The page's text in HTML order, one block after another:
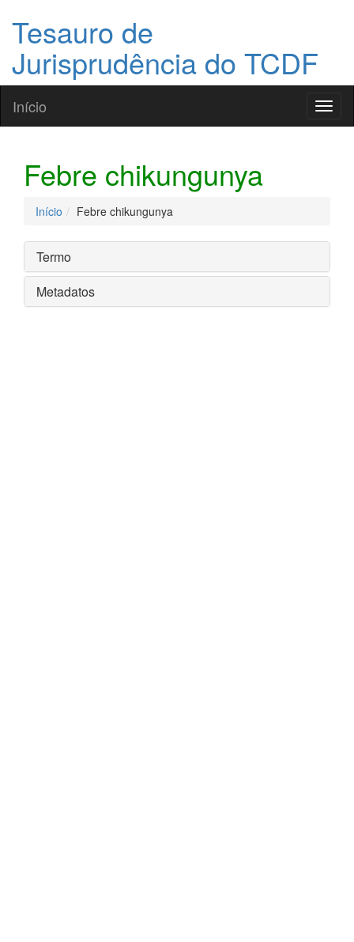
Tesauro de
Jurisprudência do TCDF
Início
Febre chikungunya
Início Febre chikungunya
Termo
Metadatos